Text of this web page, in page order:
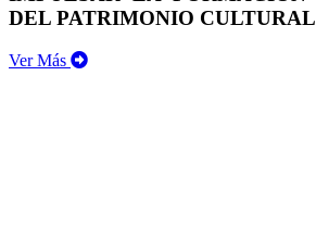
DEL PATRIMONIO CULTURAL
Ver Más